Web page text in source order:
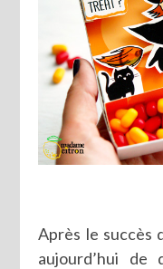
Après le succès
aujourd’hui de